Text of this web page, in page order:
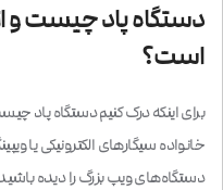
دستگاه پاد چیست و
است؟
برای اینکه درک کنیم دستگاه پاد
دستگاه‌های ویپ بزرگ را دیده